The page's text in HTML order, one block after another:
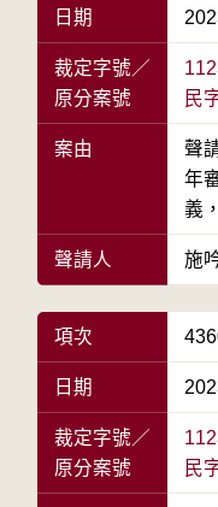
日期
裁定字號／
原分案號
民
案由
聲
年
義
聲請人 施
項次
日期
裁定字號／
原分案號
民